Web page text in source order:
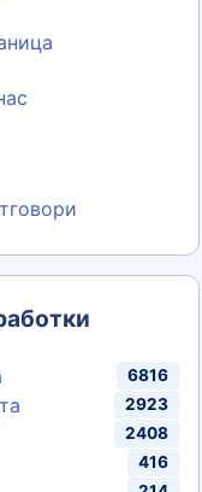
6816
2923
2408
416